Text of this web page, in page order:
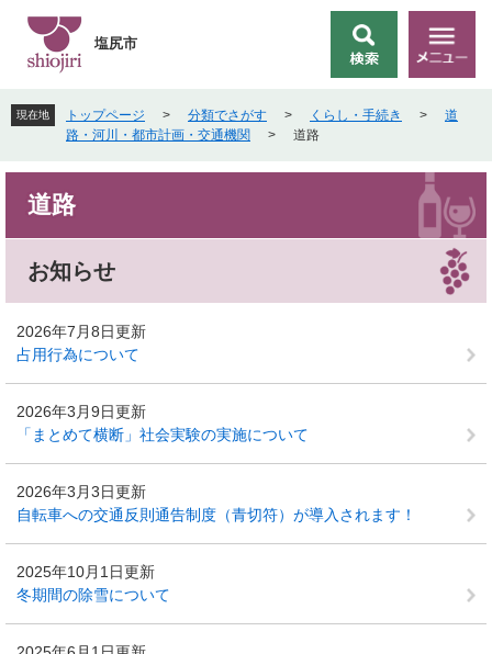
先
頭
す
を
飛
し
文
索
メ
ニ
塩尻市
現在地 トップページ > 分類でさがす > くらし・手続き >
道
路・河川・都市計画・交通機関
> 道路
道路
お知らせ
2026年7月8日更新
占用行為について
2026年3月9日更新
「まとめて横断」社会実験の実施について
2026年3月3日更新
自転車への交通反則通告制度（青切符）が導入されます！
2025年10月1日更新
冬期間の除雪について